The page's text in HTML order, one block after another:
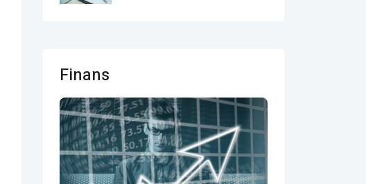
Finans